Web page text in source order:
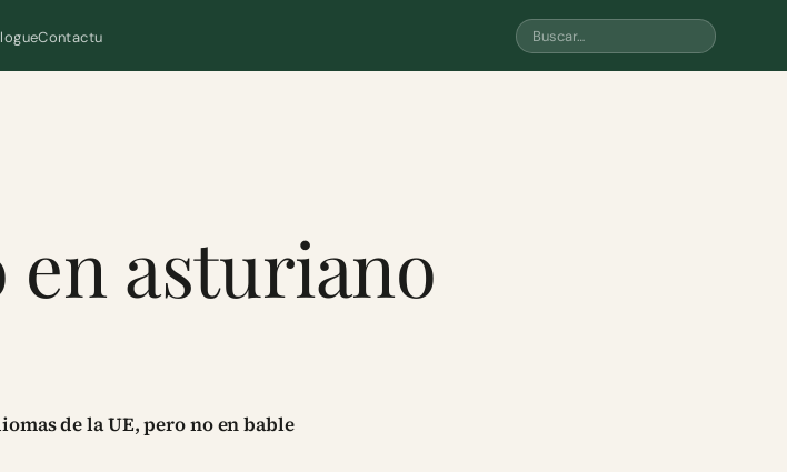
Contactu
en asturiano
de la UE, pero no en bable